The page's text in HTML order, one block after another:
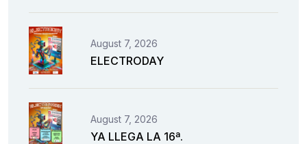
August 7, 2026
ELECTRODAY
August 7, 2026
YA LLEGA LA 16ª.